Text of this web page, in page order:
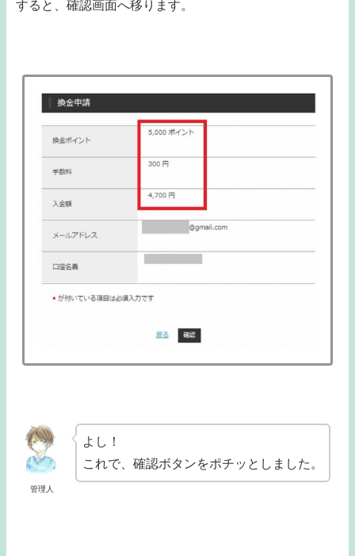
すると、確認画面へ移ります。
管理人
よし！
これで、確認ボタンをポチッとしました。